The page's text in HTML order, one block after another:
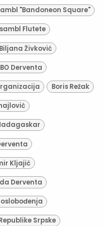
"Bandoneon Square"
Flutete
Biljana Živković
BO Derventa
Boris Režak
Kljajić
Derventa
Srpske